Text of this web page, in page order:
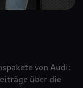
von Audi:
über die